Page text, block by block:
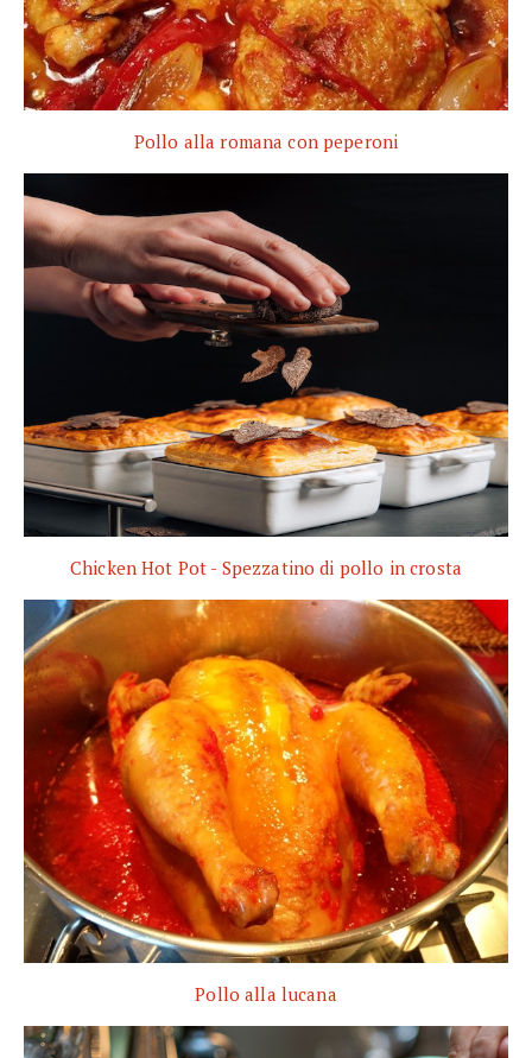
Pollo alla romana con peperoni
Chicken Hot Pot - Spezzatino di pollo in crosta
Pollo alla lucana